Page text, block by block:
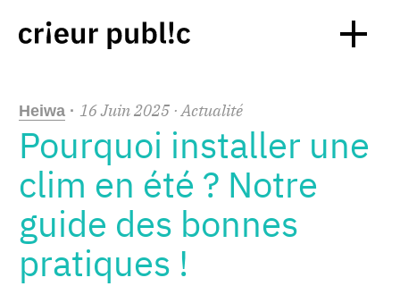
Heiwa · 16Juin2025 · Actualité
Pourquoi installer une
clim en été ? Notre
guide des bonnes
pratiques !